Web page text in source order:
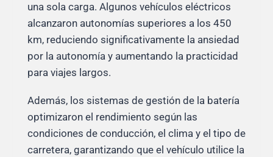
una sola carga. Algunos vehículos eléctricos
alcanzaron autonomías superiores a los 450
km, reduciendo significativamente la ansiedad
por la autonomía y aumentando la practicidad
para viajes largos.
Además, los sistemas de gestión de la batería
optimizaron el rendimiento según las
condiciones de conducción, el clima y el tipo de
carretera, garantizando que el vehículo utilice la